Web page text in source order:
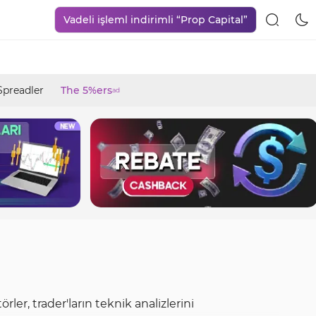
Vadeli işleml indirimli “Prop Capital”
The 5%ersad
trader'ların teknik analizlerini